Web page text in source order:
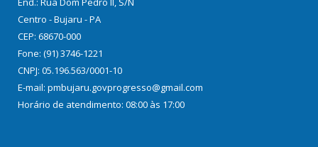
Centro - Bujaru - PA
CEP: 68670-000
Fone: (91) 3746-1221
CNPJ: 05.196.563/0001-10
E-mail: pmbujaru.govprogresso@gmail.com
Horário de atendimento: 08:00 às 17:00